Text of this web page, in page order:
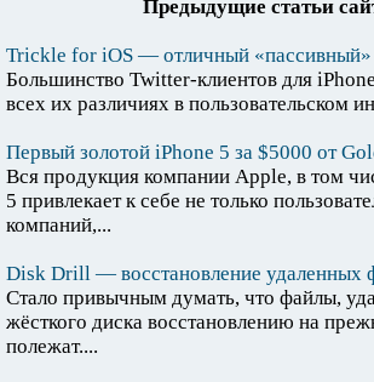
Предыдущие статьи
Trickle for iOS — отличный «пассивный»
Большинство Twitter-клиентов для
всех их различиях в пользовательском
Первый золотой iPhone 5 за $5000 от
Вся продукция компании Apple, в том
5 привлекает к себе не только
компаний,...
Disk Drill — восстановление удаленных
Стало привычным думать, что файлы,
жёсткого диска восстановлению на
полежат....